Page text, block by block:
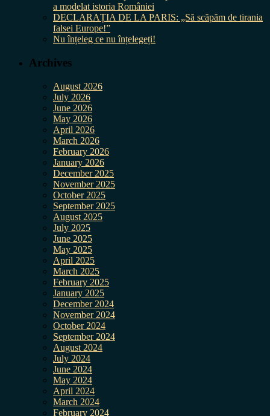
a modelat istoria României
DECLARAȚIA DE LA PARIS: „Să scăpăm de tirania
falsei Europe!”
Nu înțeleg ce nu înțelegeți!
Archives
August 2026
July 2026
June 2026
May 2026
April 2026
March 2026
February 2026
January 2026
December 2025
November 2025
October 2025
September 2025
August 2025
July 2025
June 2025
May 2025
April 2025
March 2025
February 2025
January 2025
December 2024
November 2024
October 2024
September 2024
August 2024
July 2024
June 2024
May 2024
April 2024
March 2024
February 2024